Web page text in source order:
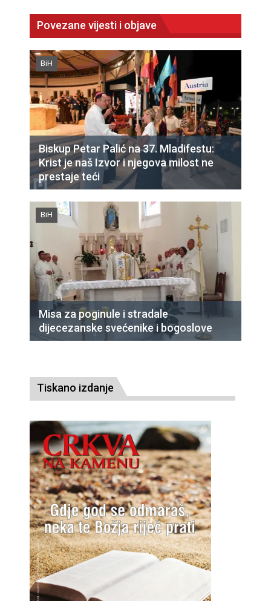
Povezane vijesti i objave
BiH
Biskup Petar Palić na 37. Mladifestu:
Krist je naš Izvor i njegova milost ne
prestaje teći
BiH
Misa za poginule i stradale
dijecezanske svećenike i bogoslove
Tiskano izdanje